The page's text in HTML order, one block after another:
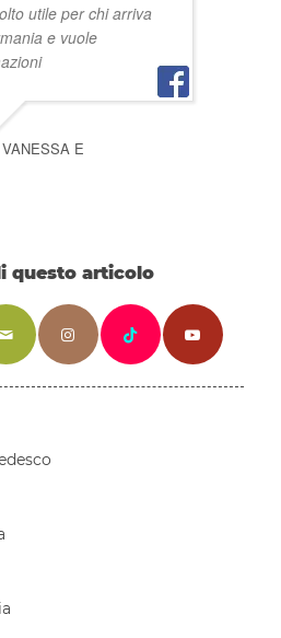
utile per chi arriva
e vuole
VANESSA E
questo articolo